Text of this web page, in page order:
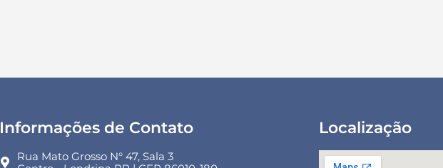
Informações de Contato
Rua Mato Grosso N° 47, Sala 3
Localização